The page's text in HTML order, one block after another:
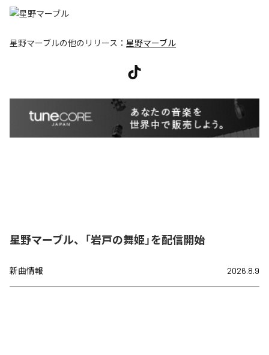
星野マーブルの他のリリース： 星野マーブル
星野マーブル、「岩戸の舞姫」を配信開始
新曲情報 2026.8.9